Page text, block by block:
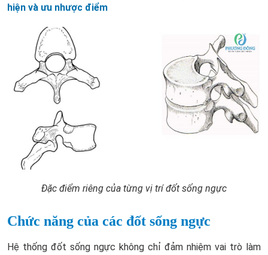
hiện và ưu nhược điểm
Đặc điểm riêng của từng vị trí đốt sống ngực
Chức năng của các đốt sống ngực
Hệ thống đốt sống ngực không chỉ đảm nhiệm vai trò làm